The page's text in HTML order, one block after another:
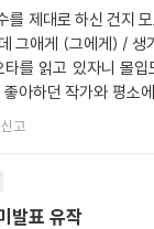
를 제대로 하신 건지
그애게 (그에게) / 생
를 읽고 있자니 몰
아하던 작가와 평소
요. 무슨 이북 장르소
신고
발표 유작